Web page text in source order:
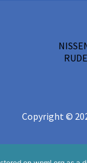
Copyright ©